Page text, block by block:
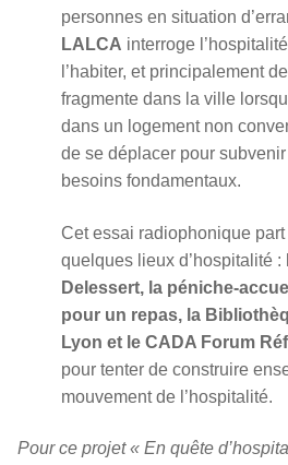
personnes en situation
LALCA interroge
l’habiter, et principalement
fragmente dans la ville
dans un logement non
de se déplacer pour
besoins fondamentaux.
Cet essai radiophonique
quelques lieux d’hospitalité :
Delessert, la péniche-
pour un repas, la
Lyon et le CADA Forum
pour tenter de construire
mouvement de l’hospitalité.
Pour ce projet « En quête